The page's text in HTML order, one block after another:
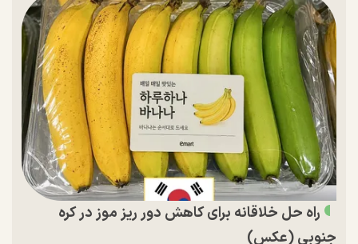
راه حل خلاقانه برای کاهش دور ریز موز در کره
جنوبی (عکس)